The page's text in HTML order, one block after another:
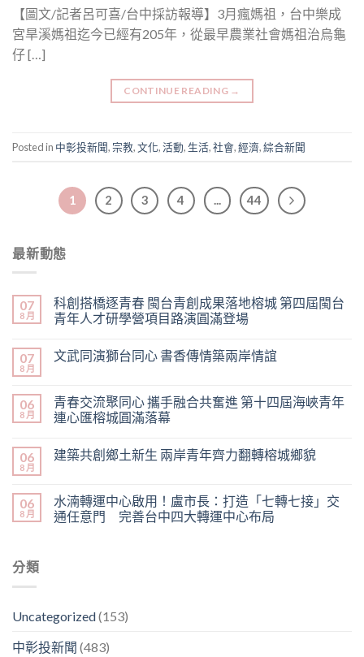
【圖文/記者呂可喜/台中採訪報導】3月瘋媽祖，台中樂成
宮旱溪媽祖迄今已經有205年，從最早農業社會媽祖治烏龜
仔 […]
CONTINUE READING →
Posted in 中彰投新聞,宗教,文化,活動,生活,社會,經濟,綜合新聞
1 2 3 4 ... 44
最新動態
07
8 月
科創搭橋逐青春 閩台青創成果落地榕城 第四屆閩台
青年人才研學營項目路演圓滿登場
07
8 月
文武同演獅台同心 書香傳情築兩岸情誼
06
8 月
青春交流聚同心 攜手融合共奮進 第十四屆海峽青年
連心匯榕城圓滿落幕
06
8 月
建築共創鄉土新生 兩岸青年齊力翻轉榕城鄉貌
06
8 月
水湳轉運中心啟用！盧市長：打造「七轉七接」交
通任意門 完善台中四大轉運中心布局
分類
Uncategorized(153)
中彰投新聞 (483)